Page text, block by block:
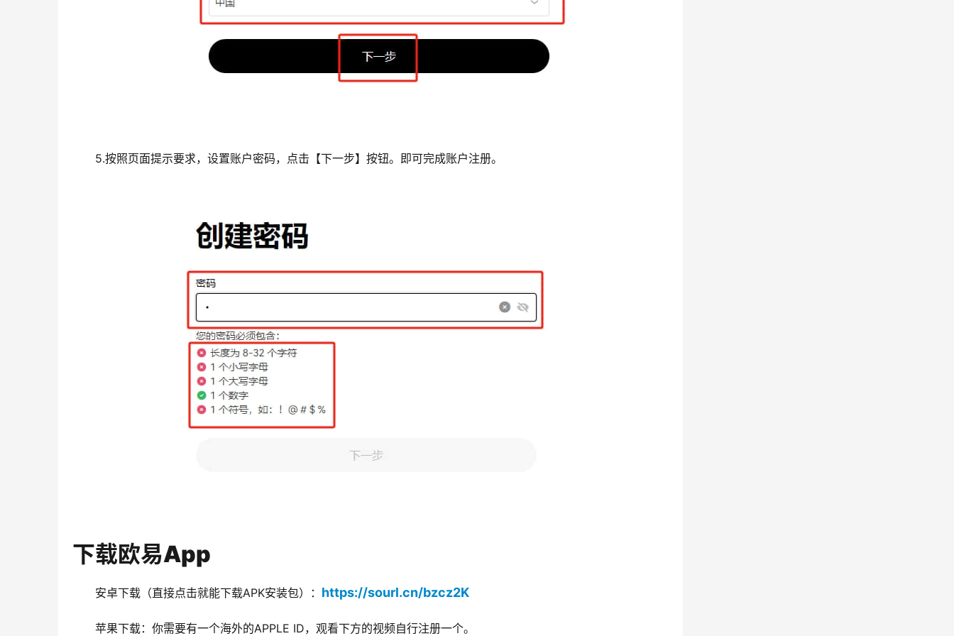
5.按照页面提示要求，设置账户密码，点击【下一步】按钮。即可完成账户注册。
下载欧易App
安卓下载（直接点击就能下载APK安装包）： https://sourl.cn/bzcz2K
苹果下载：你需要有一个海外的APPLE ID，观看下方的视频自行注册一个。